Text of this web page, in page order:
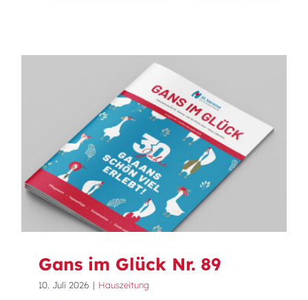
Gans im Glück Nr. 89
Gans im Glück Nr. 89
10. Juli 2026 | Hauszeitung